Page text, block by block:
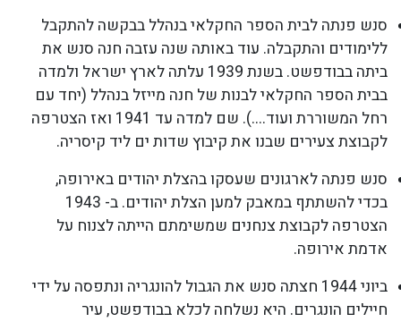
סנש פנתה לבית הספר החקלאי בנהלל בבקשה להתקבל
ללימודים והתקבלה. עוד באותה שנה עזבה חנה סנש את
ביתה בבודפשט. בשנת 1939 עלתה לארץ ישראל ולמדה
בבית הספר החקלאי לבנות של חנה מייזל בנהלל (יחד עם
רחל המשוררת ועוד....). שם למדה עד 1941 ואז הצטרפה
לקבוצת צעירים שבנו את קיבוץ שדות ים ליד קיסריה.
סנש פנתה לארגונים שעסקו בהצלת יהודים באירופה,
בכדי להשתתף במאבק למען הצלת יהודים. ב- 1943
הצטרפה לקבוצת צנחנים שמשימתם הייתה לצנוח על
אדמת אירופה.
ביוני 1944 חצתה סנש את הגבול להונגריה ונתפסה על ידי
חיילים הונגרים. היא נשלחה לכלא בבודפשט, עיר